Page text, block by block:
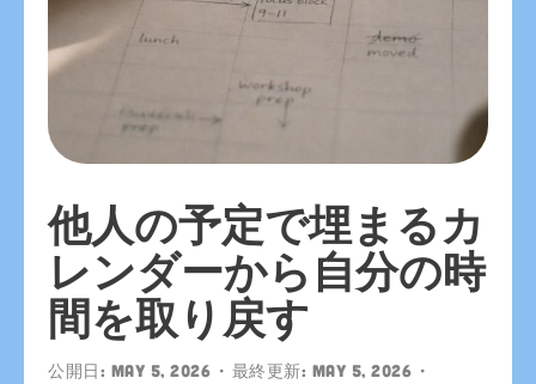
他人の予定で埋まるカ
レンダーから自分の時
間を取り戻す
公開日: May 5, 2026 • 最終更新: May 5, 2026 •